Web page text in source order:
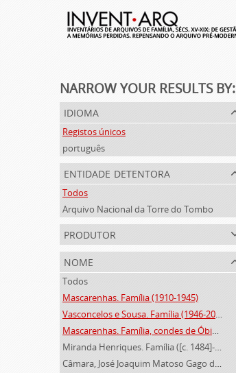
NARROW YOUR RESULTS BY:
idioma
Registos únicos
português
entidade detentora
Todos
Arquivo Nacional da Torre do Tombo
produtor
nome
Todos
Mascarenhas. Família (1910-1945)
Vasconcelos e Sousa. Família (1946-2006)
Mascarenhas. Família, condes de Óbidos, Palma e Sabugal (1669-1910)
Miranda Henriques. Família ([c. 1484]-[c.1745])
Câmara, José Joaquim Matoso Gago da (1775-1864)